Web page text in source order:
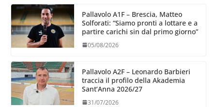
Pallavolo A1F – Brescia, Matteo
Solforati: “Siamo pronti a lottare e a
partire carichi sin dal primo giorno”
05/08/2026
Pallavolo A2F – Leonardo Barbieri
traccia il profilo della Akademia
Sant’Anna 2026/27
31/07/2026